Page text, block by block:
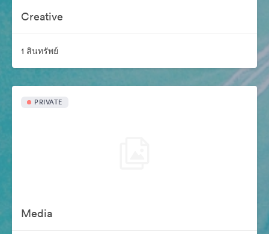
Creative
1 สินทรัพย์
PRIVATE
Media